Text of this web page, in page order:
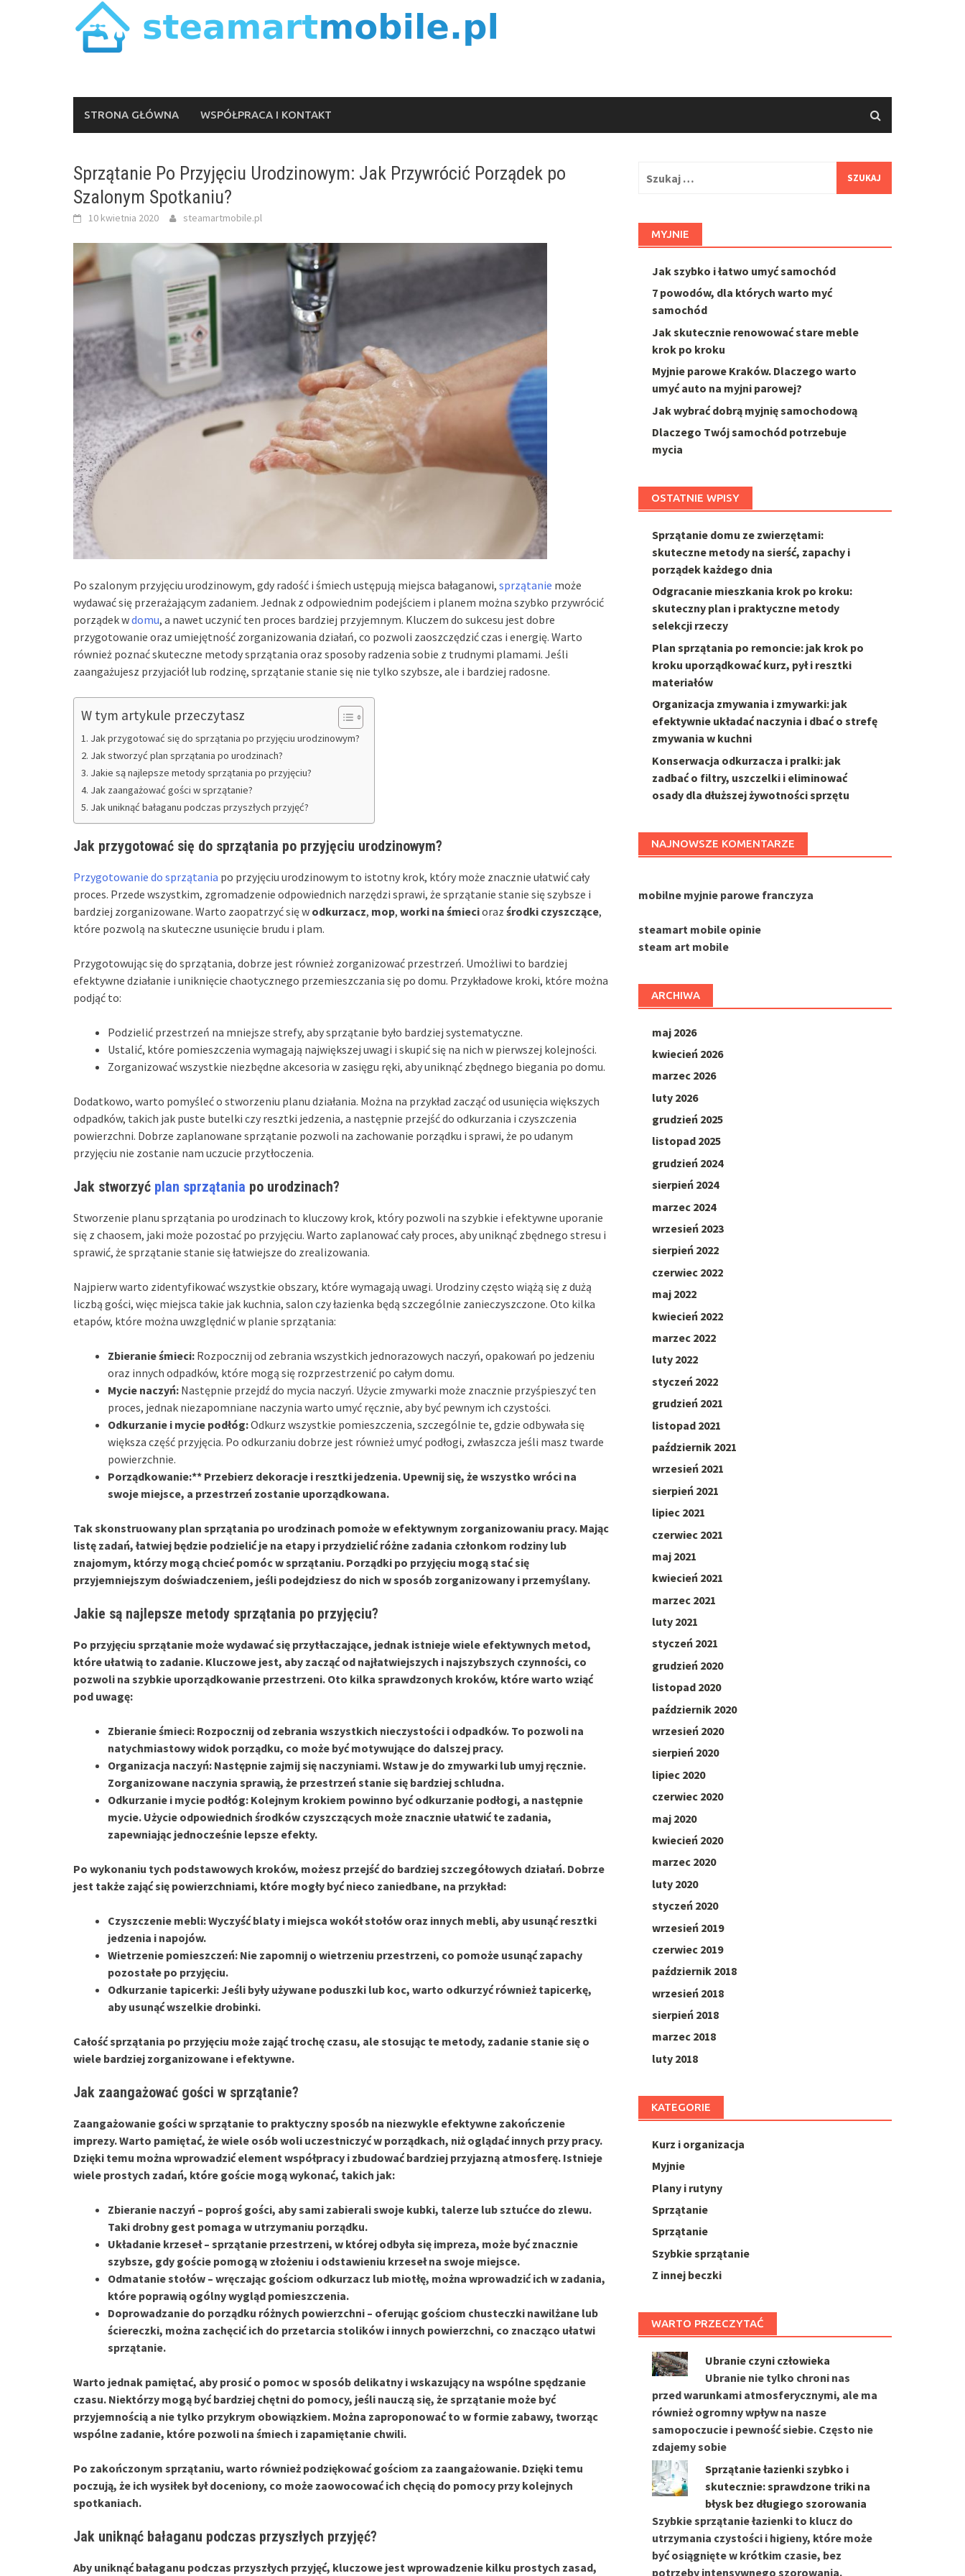
STRONA GŁÓWNA WSPÓŁPRACA I KONTAKT
Sprzątanie Po Przyjęciu Urodzinowym: Jak Przywrócić Porządek po
Szalonym Spotkaniu?
10 kwietnia 2020 steamartmobile.pl
Po szalonym przyjęciu urodzinowym, gdy radość i śmiech ustępują miejsca bałaganowi, sprzątanie może
wydawać się przerażającym zadaniem. Jednak z odpowiednim podejściem i planem można szybko przywrócić
porządek wdomu, a nawet uczynić ten proces bardziej przyjemnym. Kluczem do sukcesu jest dobre
przygotowanie oraz umiejętność zorganizowania działań, co pozwoli zaoszczędzić czas i energię. Warto
również poznać skuteczne metody sprzątania oraz sposoby radzenia sobie z trudnymi plamami. Jeśli
zaangażujesz przyjaciół lub rodzinę, sprzątanie stanie się nie tylko szybsze, ale i bardziej radosne.
W tym artykule przeczytasz
Jak przygotować się do sprzątania po przyjęciu urodzinowym?
Jak stworzyć plan sprzątania po urodzinach?
Jakie są najlepsze metody sprzątania po przyjęciu?
Jak zaangażować gości w sprzątanie?
Jak uniknąć bałaganu podczas przyszłych przyjęć?
Jak przygotować się do sprzątania po przyjęciu urodzinowym?
Przygotowanie do sprzątania po przyjęciu urodzinowym to istotny krok, który może znacznie ułatwić cały
proces. Przede wszystkim, zgromadzenie odpowiednich narzędzi sprawi, że sprzątanie stanie się szybsze i
bardziej zorganizowane. Warto zaopatrzyć się w odkurzacz, mop, worki na śmiecioraz środki czyszczące,
które pozwolą na skuteczne usunięcie brudu i plam.
Przygotowując się do sprzątania, dobrze jest również zorganizować przestrzeń. Umożliwi to bardziej
efektywne działanie i uniknięcie chaotycznego przemieszczania się po domu. Przykładowe kroki, które można
podjąć to:
Podzielić przestrzeń na mniejsze strefy, aby sprzątanie było bardziej systematyczne.
Ustalić, które pomieszczenia wymagają największej uwagi i skupić się na nich w pierwszej kolejności.
Zorganizować wszystkie niezbędne akcesoria w zasięgu ręki, aby uniknąć zbędnego biegania po domu.
Dodatkowo, warto pomyśleć o stworzeniu planu działania. Można na przykład zacząć od usunięcia większych
odpadków, takich jak puste butelki czy resztki jedzenia, a następnie przejść do odkurzania i czyszczenia
powierzchni. Dobrze zaplanowane sprzątanie pozwoli na zachowanie porządku i sprawi, że po udanym
przyjęciu nie zostanie nam uczucie przytłoczenia.
Jak stworzyć plan sprzątania po urodzinach?
Stworzenie planu sprzątania po urodzinach to kluczowy krok, który pozwoli na szybkie i efektywne uporanie
się z chaosem, jaki może pozostać po przyjęciu. Warto zaplanować cały proces, aby uniknąć zbędnego stresu i
sprawić, że sprzątanie stanie się łatwiejsze do zrealizowania.
Najpierw warto zidentyfikować wszystkie obszary, które wymagają uwagi. Urodziny często wiążą się z dużą
liczbą gości, więc miejsca takie jak kuchnia, salon czy łazienka będą szczególnie zanieczyszczone. Oto kilka
etapów, które można uwzględnić w planie sprzątania:
Zbieranie śmieci: Rozpocznij od zebrania wszystkich jednorazowych naczyń, opakowań po jedzeniu
oraz innych odpadków, które mogą się rozprzestrzenić po całym domu.
Mycie naczyń: Następnie przejdź do mycia naczyń. Użycie zmywarki może znacznie przyśpieszyć ten
proces, jednak niezapomniane naczynia warto umyć ręcznie, aby być pewnym ich czystości.
Odkurzanie i mycie podłóg:Odkurz wszystkie pomieszczenia, szczególnie te, gdzie odbywała się
większa część przyjęcia. Po odkurzaniu dobrze jest również umyć podłogi, zwłaszcza jeśli masz twarde
powierzchnie.
Porządkowanie:** Przebierz dekoracje i resztki jedzenia. Upewnij się, że wszystko wróci na
swoje miejsce, a przestrzeń zostanie uporządkowana.
Tak skonstruowany plan sprzątania po urodzinach pomoże w efektywnym zorganizowaniu pracy. Mając
listę zadań, łatwiej będzie podzielić je na etapy i przydzielić różne zadania członkom rodziny lub
znajomym, którzy mogą chcieć pomóc w sprzątaniu. Porządki po przyjęciu mogą stać się
przyjemniejszym doświadczeniem, jeśli podejdziesz do nich w sposób zorganizowany i przemyślany.
Jakie są najlepsze metody sprzątania po przyjęciu?
Po przyjęciu sprzątanie może wydawać się przytłaczające, jednak istnieje wiele efektywnych metod,
które ułatwią to zadanie. Kluczowe jest, aby zacząć od najłatwiejszych i najszybszych czynności, co
pozwoli na szybkie uporządkowanie przestrzeni. Oto kilka sprawdzonych kroków, które warto wziąć
pod uwagę:
Zbieranie śmieci: Rozpocznij od zebrania wszystkich nieczystości i odpadków. To pozwoli na
natychmiastowy widok porządku, co może być motywujące do dalszej pracy.
Organizacja naczyń: Następnie zajmij się naczyniami. Wstaw je do zmywarki lub umyj ręcznie.
Zorganizowane naczynia sprawią, że przestrzeń stanie się bardziej schludna.
Odkurzanie i mycie podłóg: Kolejnym krokiem powinno być odkurzanie podłogi, a następnie
mycie. Użycie odpowiednich środków czyszczących może znacznie ułatwić te zadania,
zapewniając jednocześnie lepsze efekty.
Po wykonaniu tych podstawowych kroków, możesz przejść do bardziej szczegółowych działań. Dobrze
jest także zająć się powierzchniami, które mogły być nieco zaniedbane, na przykład:
Czyszczenie mebli:Wyczyść blaty i miejsca wokół stołów oraz innych mebli, aby usunąć resztki
jedzenia i napojów.
Wietrzenie pomieszczeń: Nie zapomnij o wietrzeniu przestrzeni, co pomoże usunąć zapachy
pozostałe po przyjęciu.
Odkurzanie tapicerki: Jeśli były używane poduszki lub koc, warto odkurzyć również tapicerkę,
aby usunąć wszelkie drobinki.
Całość sprzątania po przyjęciu może zająć trochę czasu, ale stosując te metody, zadanie stanie się o
wiele bardziej zorganizowane i efektywne.
Jak zaangażować gości w sprzątanie?
Zaangażowanie gości w sprzątanie to praktyczny sposób na niezwykle efektywne zakończenie
imprezy. Warto pamiętać, że wiele osób woli uczestniczyć w porządkach, niż oglądać innych przy pracy.
Dzięki temu można wprowadzić element współpracy i zbudować bardziej przyjazną atmosferę. Istnieje
wiele prostych zadań, które goście mogą wykonać, takich jak:
Zbieranie naczyń – poproś gości, aby sami zabierali swoje kubki, talerze lub sztućce do zlewu.
Taki drobny gest pomaga w utrzymaniu porządku.
Układanie krzeseł– sprzątanie przestrzeni, w której odbyła się impreza, może być znacznie
szybsze, gdy goście pomogą w złożeniu i odstawieniu krzeseł na swoje miejsce.
Odmatanie stołów – wręczając gościom odkurzacz lub miotłę, można wprowadzić ich w zadania,
które poprawią ogólny wygląd pomieszczenia.
Doprowadzanie do porządku różnych powierzchni – oferując gościom chusteczki nawilżane lub
ściereczki, można zachęcić ich do przetarcia stolików i innych powierzchni, co znacząco ułatwi
sprzątanie.
Warto jednak pamiętać, aby prosić o pomoc w sposób delikatny i wskazujący na wspólne spędzanie
czasu. Niektórzy mogą być bardziej chętni do pomocy, jeśli nauczą się, że sprzątanie może być
przyjemnością a nie tylko przykrym obowiązkiem. Można zaproponować to w formie zabawy, tworząc
wspólne zadanie, które pozwoli na śmiech i zapamiętanie chwili.
Po zakończonym sprzątaniu, warto również podziękować gościom za zaangażowanie. Dzięki temu
poczują, że ich wysiłek był doceniony, co może zaowocować ich chęcią do pomocy przy kolejnych
spotkaniach.
Jak uniknąć bałaganu podczas przyszłych przyjęć?
Aby uniknąć bałaganu podczas przyszłych przyjęć, kluczowe jest wprowadzenie kilku prostych zasad,
MYJNIE
Jak szybko i łatwo umyć samochód
7 powodów, dla których warto myć
samochód
Jak skutecznie renowować stare meble
krok po kroku
Myjnie parowe Kraków. Dlaczego warto
umyć auto na myjni parowej?
Jak wybrać dobrą myjnię samochodową
Dlaczego Twój samochód potrzebuje
mycia
OSTATNIE WPISY
Sprzątanie domu ze zwierzętami:
skuteczne metody na sierść, zapachy i
porządek każdego dnia
Odgracanie mieszkania krok po kroku:
skuteczny plan i praktyczne metody
selekcji rzeczy
Plan sprzątania po remoncie: jak krok po
kroku uporządkować kurz, pył i resztki
materiałów
Organizacja zmywania i zmywarki: jak
efektywnie układać naczynia i dbać o strefę
zmywania w kuchni
Konserwacja odkurzacza i pralki: jak
zadbać o filtry, uszczelki i eliminować
osady dla dłuższej żywotności sprzętu
NAJNOWSZE KOMENTARZE
mobilne myjnie parowe franczyza
steamart mobile opinie
steam art mobile
ARCHIWA
maj 2026
kwiecień 2026
marzec 2026
luty 2026
grudzień 2025
listopad 2025
grudzień 2024
sierpień 2024
marzec 2024
wrzesień 2023
sierpień 2022
czerwiec 2022
maj 2022
kwiecień 2022
marzec 2022
luty 2022
styczeń 2022
grudzień 2021
listopad 2021
październik 2021
wrzesień 2021
sierpień 2021
lipiec 2021
czerwiec 2021
maj 2021
kwiecień 2021
marzec 2021
luty 2021
styczeń 2021
grudzień 2020
listopad 2020
październik 2020
wrzesień 2020
sierpień 2020
lipiec 2020
czerwiec 2020
maj 2020
kwiecień 2020
marzec 2020
luty 2020
styczeń 2020
wrzesień 2019
czerwiec 2019
październik 2018
wrzesień 2018
sierpień 2018
marzec 2018
luty 2018
KATEGORIE
Kurz i organizacja
Myjnie
Plany i rutyny
Sprzątanie
Sprzątanie
Szybkie sprzątanie
Z innej beczki
WARTO PRZECZYTAĆ
Ubranie czyni człowieka
Ubranie nie tylko chroni nas
przed warunkami atmosferycznymi, ale ma
również ogromny wpływ na nasze
samopoczucie i pewność siebie. Często nie
zdajemy sobie
Sprzątanie łazienki szybko i
skutecznie: sprawdzone triki na
błysk bez długiego szorowania
Szybkie sprzątanie łazienki to klucz do
utrzymania czystości i higieny, które może
być osiągnięte w krótkim czasie, bez
potrzeby intensywnego szorowania.